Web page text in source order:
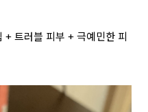
+ 트러블 피부 + 극예민한 피